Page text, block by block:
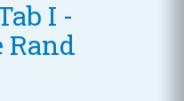
I -
Rand